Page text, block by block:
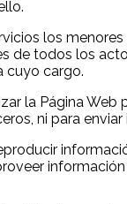
los
de todos los
cuyo cargo.
la Página
ni para